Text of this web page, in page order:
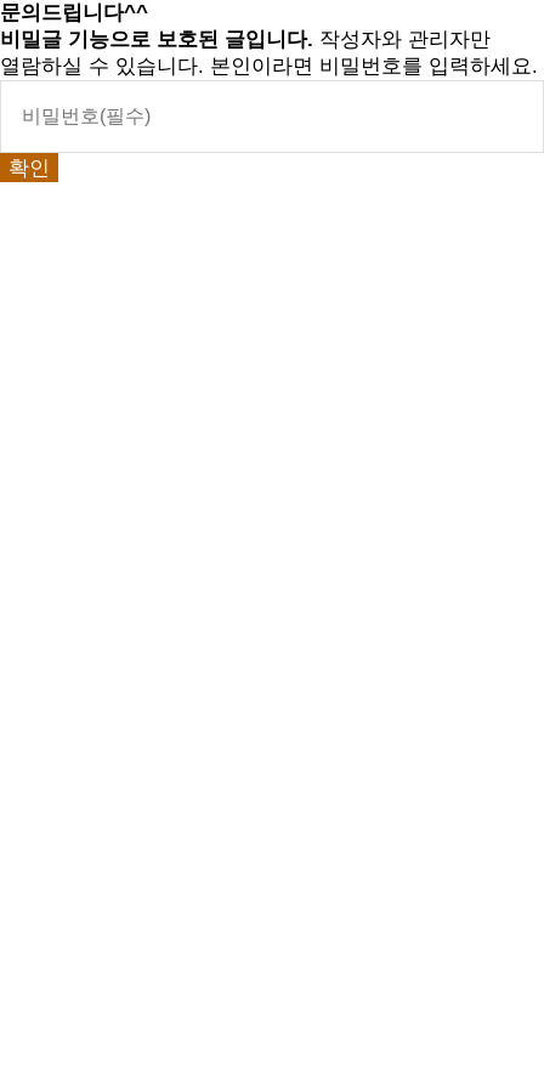
문의드립니다^^
비밀글 기능으로 보호된 글입니다. 작성자와 관리자만
열람하실 수 있습니다. 본인이라면 비밀번호를 입력하세요.